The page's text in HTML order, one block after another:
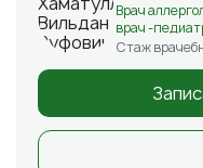
Врач
врач -
Стаж